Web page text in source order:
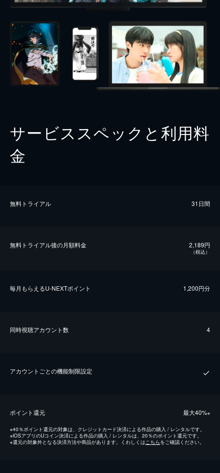
サービススペックと利用料
金
無料トライアル 31日間
無料トライアル後の⽉額料金 2,189円
（税込）
毎⽉もらえるU-NEXTポイント 1,200円分
同時視聴アカウント数 4
アカウントごとの機能制限設定
ポイント還元 最⼤40%※
※40％ポイント還元の対象は、クレジットカード決済による作品の購入 / レンタルです。
※iOSアプリのUコイン決済による作品の購入 / レンタルは、20％のポイント還元です。
※還元の対象外となる決済方法や商品があります。くわしくはこちらをご確認ください。